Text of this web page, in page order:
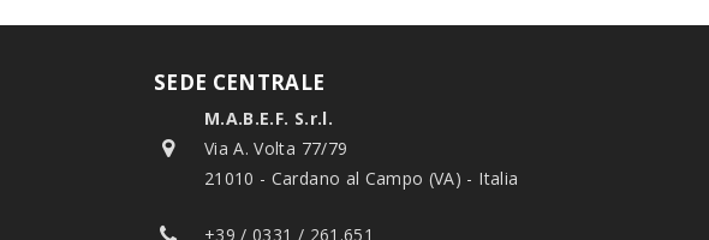
SEDE CENTRALE
M.A.B.E.F. S.r.l.
Via A. Volta 77/79
21010 - Cardano al Campo (VA) - Italia
+39 / 0331 / 261.651